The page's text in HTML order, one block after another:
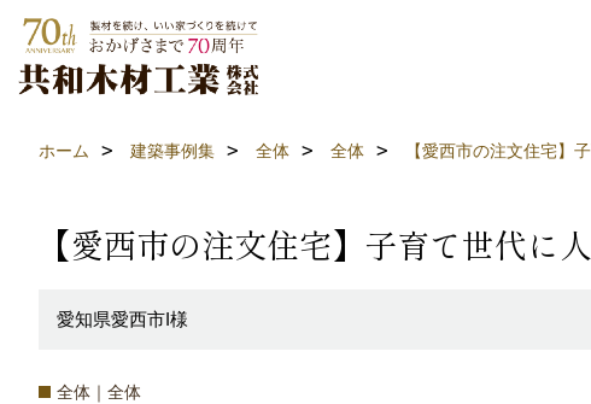
ホーム 建築事例集 全体 全体 【愛西市の注文住宅】
【愛西市の注文住宅】子育て世代
愛知県愛西市I様
全体｜全体